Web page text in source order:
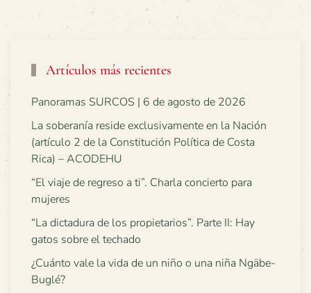
Artículos más recientes
Panoramas SURCOS | 6 de agosto de 2026
La soberanía reside exclusivamente en la Nación
(artículo 2 de la Constitución Política de Costa
Rica) – ACODEHU
“El viaje de regreso a ti”. Charla concierto para
mujeres
“La dictadura de los propietarios”. Parte II: Hay
gatos sobre el techado
¿Cuánto vale la vida de un niño o una niña Ngäbe-
Buglé?